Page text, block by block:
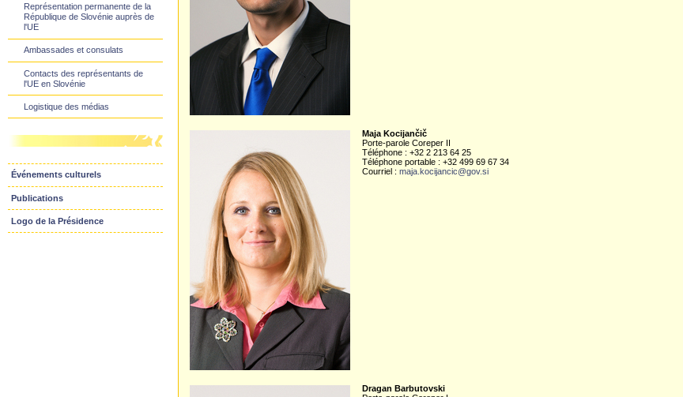
Représentation permanente de la
République de Slovénie auprès de
l'UE
Ambassades et consulats
Contacts des représentants de
l'UE en Slovénie
Logistique des médias
Événements culturels
Publications
Logo de la Présidence
Maja Kocijančič
Porte-parole Coreper II
Téléphone : +32 2 213 64 25
Téléphone portable : +32 499 69 67 34
Courriel :maja.kocijancic@gov.si
Dragan Barbutovski